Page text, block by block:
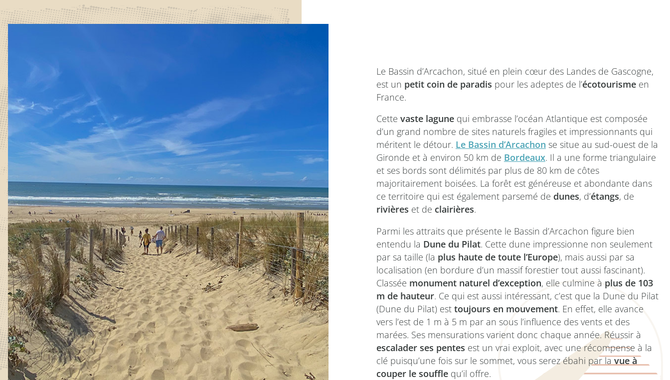
Le Bassin d’Arcachon, situé en plein cœur des Landes de Gascogne,
est un petit coin de paradis pour les adeptes de l’écotourismeen
France.
Cette vaste lagunequi embrasse l’océan Atlantique est composée
d’un grand nombre de sites naturels fragiles et impressionnants qui
méritent le détour. Le Bassin d’Arcachon se situe au sud-ouest de la
Gironde et à environ 50 km de Bordeaux. Il a une forme triangulaire
et ses bords sont délimités par plus de 80 km de côtes
majoritairement boisées. La forêt est généreuse et abondante dans
ce territoire qui est également parsemé de dunes, d’étangs, de
rivières et de clairières.
Parmi les attraits que présente le Bassin d’Arcachon figure bien
entendu la Dune du Pilat. Cette dune impressionne non seulement
par sa taille (la plus haute de toute l’Europe), mais aussi par sa
localisation (en bordure d’un massif forestier tout aussi fascinant).
Classée monument naturel d’exception, elle culmine à plus de 103
m de hauteur. Ce qui est aussi intéressant, c’est que la Dune du Pilat
(Dune du Pilat) est toujours en mouvement. En effet, elle avance
vers l’est de 1 m à 5 m par an sous l’influence des vents et des
marées. Ses mensurations varient donc chaque année. Réussir à
escalader ses pentes est un vrai exploit, avec une récompense à la
clé puisqu’une fois sur le sommet, vous serez ébahi par lavue à
couper le soufflequ’il offre.